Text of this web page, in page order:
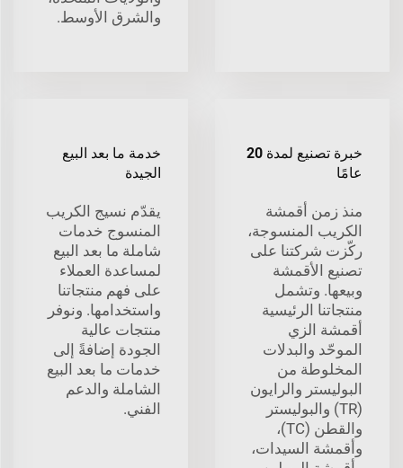
والشرق الأوسط.
خبرة تصنيع لمدة 20
عامًا
منذ زمن أقمشة
الكريب المنسوجة،
ركّزت شركتنا على
تصنيع الأقمشة
وبيعها. وتشمل
منتجاتنا الرئيسية
أقمشة الزي
الموحّد والبدلات
المخلوطة من
البوليستر والرايون
(TR) والبوليستر
والقطن (TC)،
وأقمشة السيدات،
خدمة ما بعد البيع
الجيدة
يقدّم نسيج الكريب
المنسوج خدمات
شاملة ما بعد البيع
لمساعدة العملاء
على فهم منتجاتنا
واستخدامها. ونوفر
منتجات عالية
الجودة إضافةً إلى
خدمات ما بعد البيع
الشاملة والدعم
الفني.